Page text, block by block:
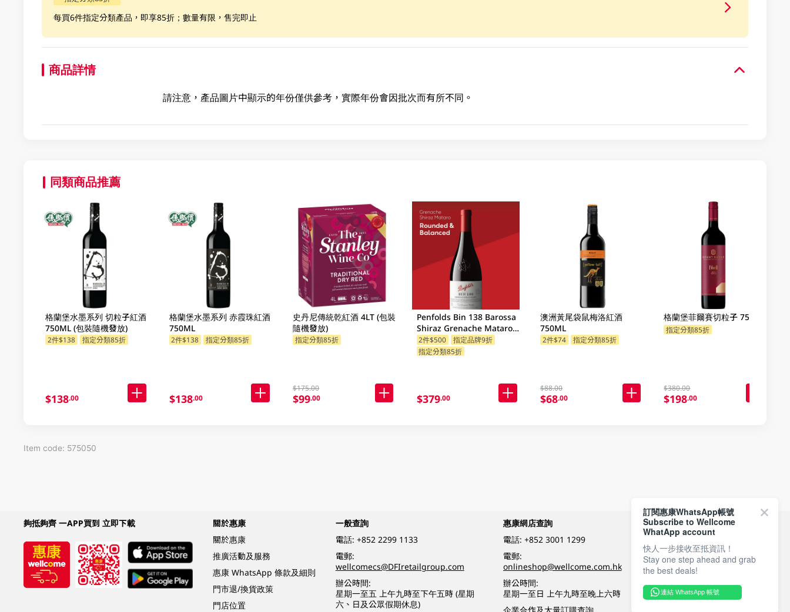
每買6件指定分類產品，即享85折；數量有限，售完即止
商品詳情
請注意，產品圖片中顯示的年份僅供參考，實際年份會因批次而有所不同。
同類商品推薦
格蘭堡水墨系列 切粒子紅酒
750ML (包裝隨機發放)
2件$138 指定分類85折
$138.00
格蘭堡水墨系列 赤霞珠紅酒
750ML
2件$138 指定分類85折
$138.00
史丹尼傳統乾紅酒 4LT (包裝
隨機發放)
指定分類85折
$175.00
$99.00
Penfolds Bin 138 Barossa
Shiraz Grenache Mataro
750ML
2件$500
指定品牌9折
指定分類85折
$379.00
澳洲黃尾袋鼠梅洛紅酒
750ML
2件$74 指定分類85折
$88.00
$68.00
格蘭堡菲爾賽切粒子 750ML
指定分類85折
$380.00
$198.00
Item code: 575050
夠抵夠齊 一APP買到 立即下載
關於惠康
關於惠康
推廣活動及服務
惠康 WhatsApp 條款及細則
門市退/換貨政策
門店位置
一般查詢
電話: +852 2299 1133
電郵:
wellcomecs@DFIretailgroup.com
辦公時間:
星期一至五 上午九時至下午五時 (星期
六、日及公眾假期休息)
惠康網店查詢
電話: +852 3001 1299
電郵:
onlineshop@wellcome.com.hk
辦公時間:
星期一至日 上午九時至晚上六時
付款方式
關注我們
訂閱惠康WhatsApp帳號
Subscribe to Wellcome
WhatApp account
快人一步接收至抵資訊！
Stay one step ahead and grab
the best deals!
連結 WhatsApp 帳號